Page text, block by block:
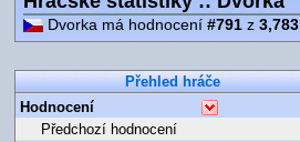
Dvorka má hodnocení #791z 3,783
Přehled hráče
Hodnocení
Předchozí hodnocení